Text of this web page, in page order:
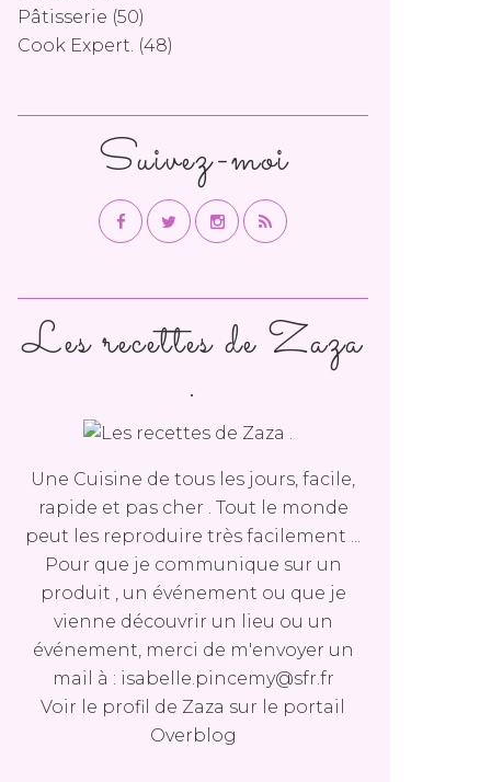
Pâtisserie (50)
Cook Expert. (48)
Les recettes de Zaza
.
Une Cuisine de tous les jours, facile,
rapide et pas cher . Tout le monde
peut les reproduire très facilement ...
Pour que je communique sur un
produit , un événement ou que je
vienne découvrir un lieu ou un
événement, merci de m'envoyer un
mail à : isabelle.pincemy@sfr.fr
Voir le profil de Zaza sur le portail
Overblog
Suivez-moi